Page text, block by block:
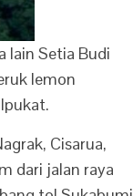
lain Setia Budi
lemon
Cisarua,
dari jalan raya